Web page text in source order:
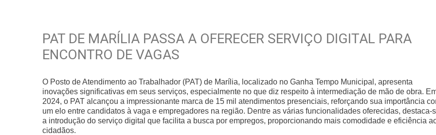
PAT DE MARÍLIA PASSA A OFERECER SERVIÇO DIGITAL PARA
ENCONTRO DE VAGAS
O Posto de Atendimento ao Trabalhador (PAT) de Marília, localizado no Ganha Tempo Municipal, apresenta
inovações significativas em seus serviços, especialmente no que diz respeito à intermediação de mão de obra.
2024, o PAT alcançou a impressionante marca de 15 mil atendimentos presenciais, reforçando sua importância
um elo entre candidatos à vaga e empregadores na região. Dentre as várias funcionalidades oferecidas, destaca-
a introdução do serviço digital que facilita a busca por empregos, proporcionando mais comodidade e eficiência
cidadãos.